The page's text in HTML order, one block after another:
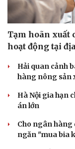
Sức khỏe
Cây thuốc
Sản phụ khoa
Nam khoa
Làm đẹp - giảm cân
Phòng mạch online
Ăn sạch sống khỏe
Tạm hoãn xuất
hoạt động tại
Hải quan cảnh
hàng nông sản
Hà Nội gia hạn
án lớn
Cho ngân hàng
ngăn "mua bia